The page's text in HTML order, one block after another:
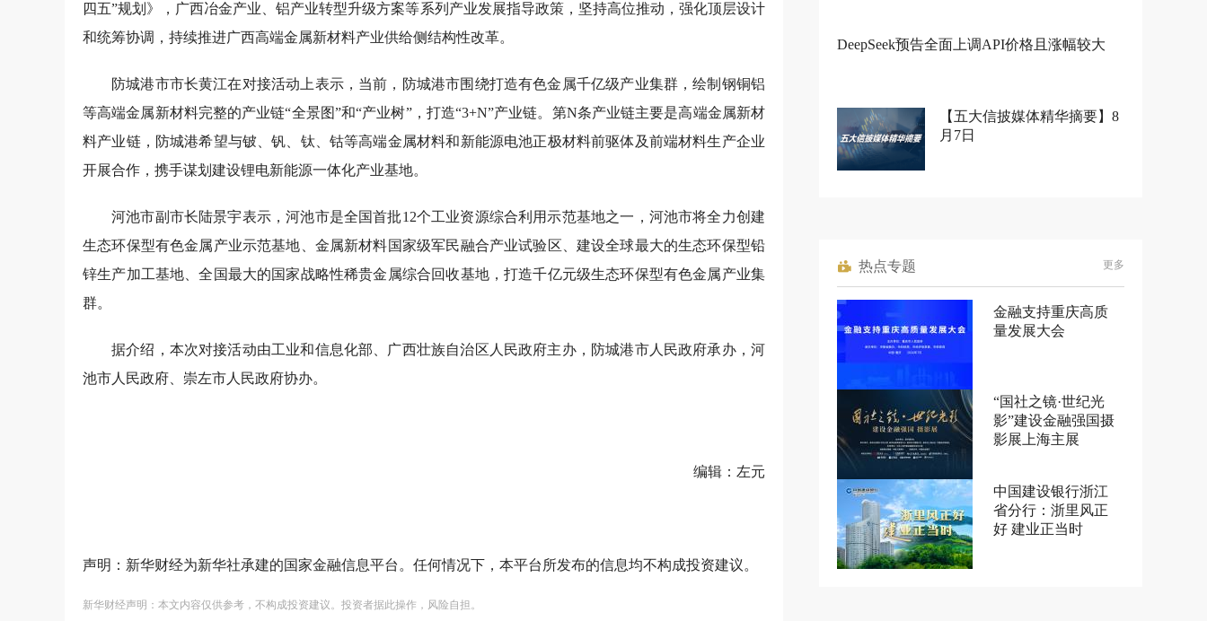
四五”规划》，广西冶金产业、铝产业转型升级方案等系列产业发展指导政策，坚持高位推动，强化顶层设计
和统筹协调，持续推进广西高端金属新材料产业供给侧结构性改革。
防城港市市长黄江在对接活动上表示，当前，防城港市围绕打造有色金属千亿级产业集群，绘制钢铜铝
等高端金属新材料完整的产业链“全景图”和“产业树”，打造“3+N”产业链。第N条产业链主要是高端金属新材
料产业链，防城港希望与铍、钒、钛、钴等高端金属材料和新能源电池正极材料前驱体及前端材料生产企业
开展合作，携手谋划建设锂电新能源一体化产业基地。
河池市副市长陆景宇表示，河池市是全国首批12个工业资源综合利用示范基地之一，河池市将全力创建
生态环保型有色金属产业示范基地、金属新材料国家级军民融合产业试验区、建设全球最大的生态环保型铅
锌生产加工基地、全国最大的国家战略性稀贵金属综合回收基地，打造千亿元级生态环保型有色金属产业集
群。
据介绍，本次对接活动由工业和信息化部、广西壮族自治区人民政府主办，防城港市人民政府承办，河
池市人民政府、崇左市人民政府协办。
编辑：左元
声明：新华财经为新华社承建的国家金融信息平台。任何情况下，本平台所发布的信息均不构成投资建议。
新华财经声明：本文内容仅供参考，不构成投资建议。投资者据此操作，风险自担。
DeepSeek预告全面上调API价格且涨幅较大
【五大信披媒体精华摘要】8
月7日
热点专题 更多
金融支持重庆高质
量发展大会
“国社之镜·世纪光
影”建设金融强国摄
影展上海主展
中国建设银行浙江
省分行：浙里风正
好 建业正当时